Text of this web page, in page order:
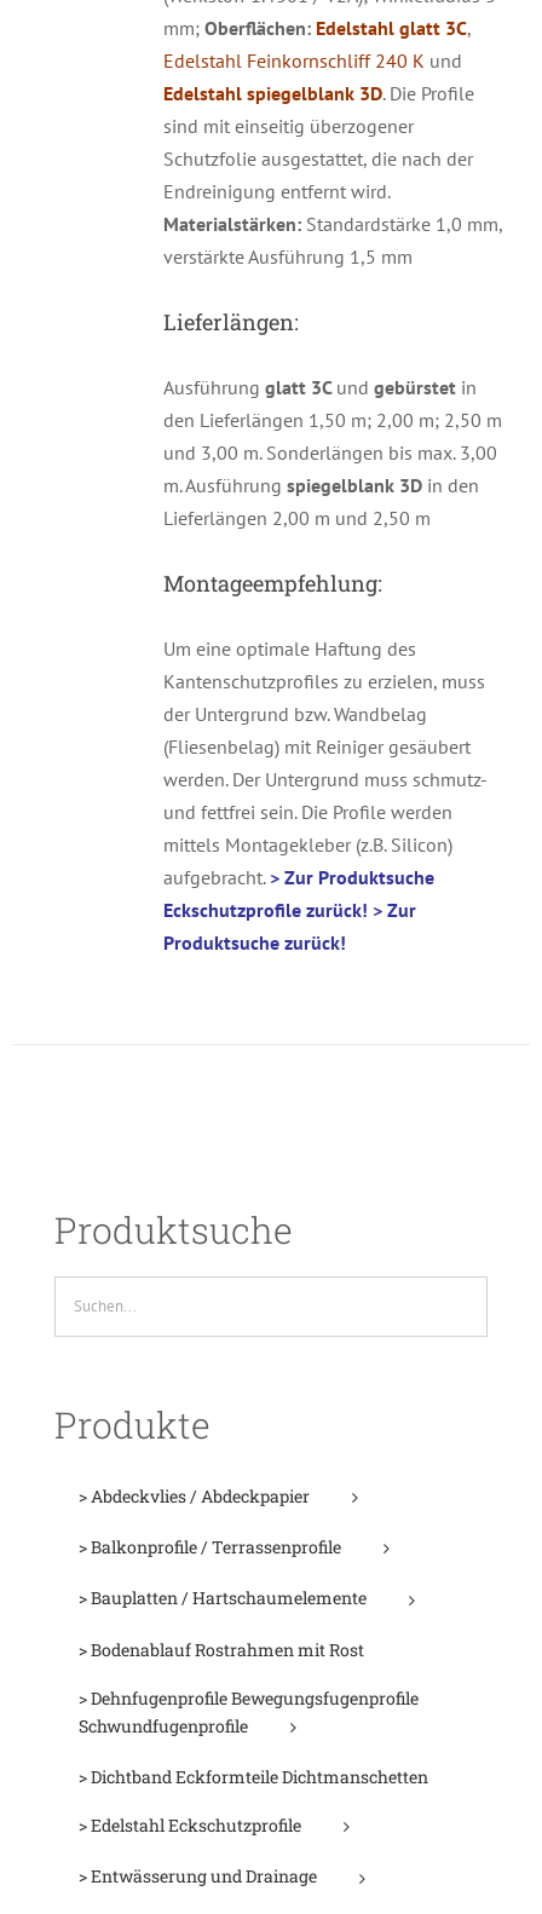
mm; Oberflächen: Edelstahl glatt 3C,
Edelstahl Feinkornschliff 240 K und
Edelstahl spiegelblank 3D. Die Profile
sind mit einseitig überzogener
Schutzfolie ausgestattet, die nach der
Endreinigung entfernt wird.
Materialstärken: Standardstärke 1,0 mm,
verstärkte Ausführung 1,5 mm
Lieferlängen:
Ausführung glatt 3C und gebürstet in
den Lieferlängen 1,50 m; 2,00 m; 2,50 m
und 3,00 m. Sonderlängen bis max. 3,00
m. Ausführung spiegelblank 3Din den
Lieferlängen 2,00 m und 2,50 m
Montageempfehlung:
Um eine optimale Haftung des
Kantenschutzprofiles zu erzielen, muss
der Untergrund bzw. Wandbelag
(Fliesenbelag) mit Reiniger gesäubert
werden. Der Untergrund muss schmutz-
und fettfrei sein. Die Profile werden
mittels Montagekleber (z.B. Silicon)
aufgebracht. > Zur Produktsuche
Eckschutzprofile zurück! > Zur
Produktsuche zurück!
Produktsuche
Produkte
> Abdeckvlies / Abdeckpapier
> Balkonprofile / Terrassenprofile
> Bauplatten / Hartschaumelemente
> Bodenablauf Rostrahmen mit Rost
> Dehnfugenprofile Bewegungsfugenprofile
Schwundfugenprofile
> Dichtband Eckformteile Dichtmanschetten
> Edelstahl Eckschutzprofile
> Entwässerung und Drainage